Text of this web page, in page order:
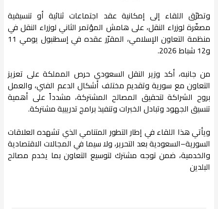
وتطرّق اللقاء إلى إمكانية عقد اجتماعات ثنائية أو تنسيقية
مصغّرة لوزراء النقل، على هامش المؤتمر الثاني لوزراء النقل في
منظمة التعاون الإسلامي، المقرّر عقده في إسطنبول يومي 11
و12 شباط 2026.
من جانبه، أكد وزير النقل السعودي حرص المملكة على تعزيز
التعاون مع سورية وتقديم مختلف أشكال الدعم الفني، والعمل
بروح الشراكة لتحقيق المصالح المشتركة، مشدداً على أهمية
تنسيق الجهود وتبادل الخبرات وتنفيذ برامج تدريبية مشتركة.
ويأتي هذا اللقاء في إطار التطور المتنامي الذي تشهده العلاقات
السورية–السعودية بعد التحرير، ولا سيما في المجالات الاقتصادية
والخدمية، ضمن توجه مشترك لتوسيع التعاون بما يخدم مصالح
البلدين